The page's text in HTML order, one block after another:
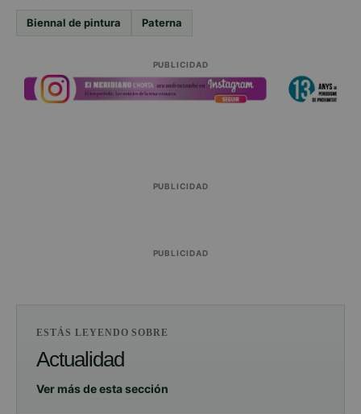
Biennal de pintura Paterna
PUBLICIDAD
PUBLICIDAD
PUBLICIDAD
ESTÁS LEYENDO SOBRE
Actualidad
Ver más de esta sección